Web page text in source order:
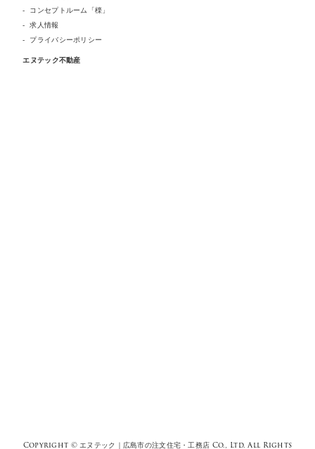
コンセプトルーム「檪」
求人情報
プライバシーポリシー
エヌテック不動産
Copyright ©エヌテック｜広島市の注文住宅・工務店 Co., Ltd. All Rights